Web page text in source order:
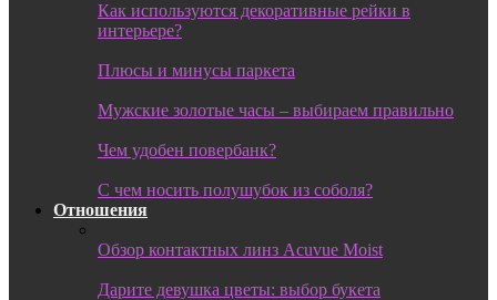
Как используются декоративные рейки в
интерьере?
Плюсы и минусы паркета
Мужские золотые часы – выбираем правильно
Чем удобен повербанк?
С чем носить полушубок из соболя?
Отношения
Обзор контактных линз Acuvue Moist
Дарите девушка цветы: выбор букета